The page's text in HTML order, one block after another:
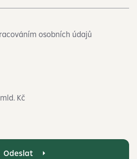
osobních údajů
Kč
Odeslat